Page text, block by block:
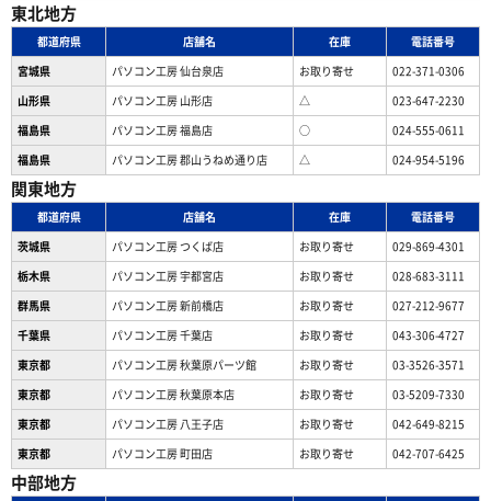
東北地方
都道府県 店舗名 在庫
電話番号
宮城県
パソコン工房 仙台泉店 お取り寄せ
022-371-0306
山形県
パソコン工房 山形店 △
023-647-2230
福島県
パソコン工房 福島店 ○
024-555-0611
福島県
パソコン工房 郡山うねめ通り店 △ 024-954-5196
関東地方
都道府県 店舗名 在庫
電話番号
茨城県
パソコン工房 つくば店 お取り寄せ
029-869-4301
栃木県
パソコン工房 宇都宮店 お取り寄せ
028-683-3111
群馬県
パソコン工房 新前橋店 お取り寄せ
027-212-9677
千葉県
パソコン工房 千葉店 お取り寄せ
043-306-4727
東京都
パソコン工房 秋葉原パーツ館 お取り寄せ
03-3526-3571
東京都
パソコン工房 秋葉原本店 お取り寄せ
03-5209-7330
東京都
パソコン工房 八王子店 お取り寄せ
042-649-8215
東京都
パソコン工房 町田店 お取り寄せ 042-707-6425
中部地方